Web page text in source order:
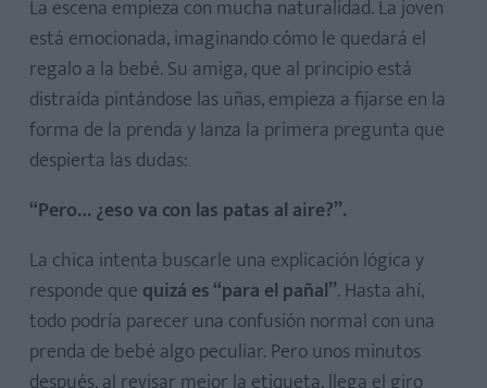
La escena empieza con mucha naturalidad. La joven
está emocionada, imaginando cómo le quedará el
regalo a la bebé. Su amiga, que al principio está
distraída pintándose las uñas, empieza a fijarse en la
forma de la prenda y lanza la primera pregunta que
despierta las dudas:
“Pero… ¿eso va con las patas al aire?”.
La chica intenta buscarle una explicación lógica y
responde que quizá es “para el pañal”. Hasta ahí,
todo podría parecer una confusión normal con una
prenda de bebé algo peculiar. Pero unos minutos